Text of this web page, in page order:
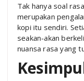
Tak hanya soal
merupakan
kopi itu sendiri.
seakan-akan
nuansa rasa yang